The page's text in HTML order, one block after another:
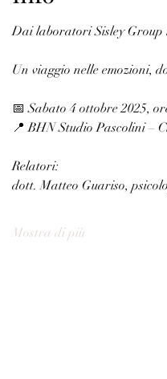
Dai laboratori Sisley Group
Un viaggio nelle emozioni,
📅 Sabato 4 ottobre 2025,
📍 BHN Studio Pascolini –
Relatori:
dott. Matteo Guariso,
Mostra di più